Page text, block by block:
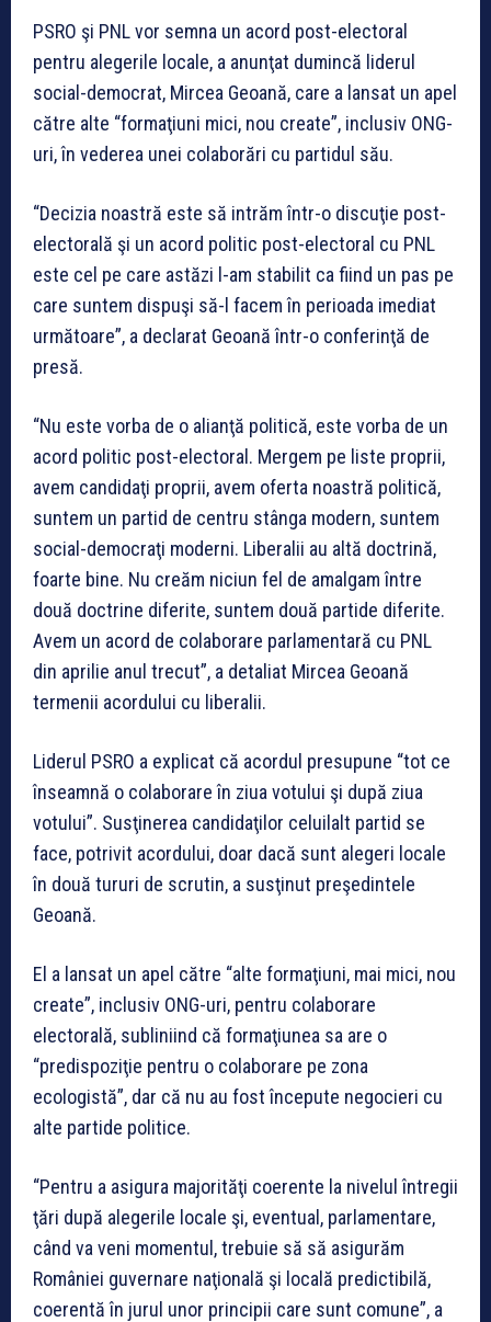
PSRO şi PNL vor semna un acord post-electoral
pentru alegerile locale, a anunţat dumincă liderul
social-democrat, Mircea Geoană, care a lansat un apel
către alte “formaţiuni mici, nou create”, inclusiv ONG-
uri, în vederea unei colaborări cu partidul său.
“Decizia noastră este să intrăm într-o discuţie post-
electorală şi un acord politic post-electoral cu PNL
este cel pe care astăzi l-am stabilit ca fiind un pas pe
care suntem dispuşi să-l facem în perioada imediat
următoare”, a declarat Geoană într-o conferinţă de
presă.
“Nu este vorba de o alianţă politică, este vorba de un
acord politic post-electoral. Mergem pe liste proprii,
avem candidaţi proprii, avem oferta noastră politică,
suntem un partid de centru stânga modern, suntem
social-democraţi moderni. Liberalii au altă doctrină,
foarte bine. Nu creăm niciun fel de amalgam între
două doctrine diferite, suntem două partide diferite.
Avem un acord de colaborare parlamentară cu PNL
din aprilie anul trecut”, a detaliat Mircea Geoană
termenii acordului cu liberalii.
Liderul PSRO a explicat că acordul presupune “tot ce
înseamnă o colaborare în ziua votului şi după ziua
votului”. Susţinerea candidaţilor celuilalt partid se
face, potrivit acordului, doar dacă sunt alegeri locale
în două tururi de scrutin, a susţinut preşedintele
Geoană.
El a lansat un apel către “alte formaţiuni, mai mici, nou
create”, inclusiv ONG-uri, pentru colaborare
electorală, subliniind că formaţiunea sa are o
“predispoziţie pentru o colaborare pe zona
ecologistă”, dar că nu au fost începute negocieri cu
alte partide politice.
“Pentru a asigura majorităţi coerente la nivelul întregii
ţări după alegerile locale şi, eventual, parlamentare,
când va veni momentul, trebuie să să asigurăm
României guvernare naţională şi locală predictibilă,
coerentă în jurul unor principii care sunt comune”, a